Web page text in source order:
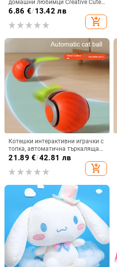
домашни любимци Creative Cute
Dog Toy Dog Squeaky Toy Cat
Chew Toys For Dogs Различни
играчки Продукти за домашни
6.86 €/13.42 лв
add_shopping_cart
Котешки интерактивни играчки с
топка, автоматична търкаляща
се топка с изкуствена опашка,
USB акумулаторна SmartElectric
играчка за домашни любимци за
21.89 €/42.81 лв
add_shopping_cart